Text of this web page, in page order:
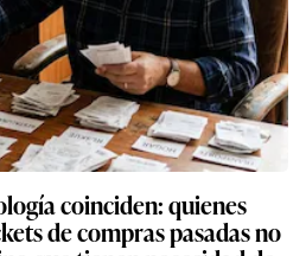
coinciden: quienes
de compras pasadas no